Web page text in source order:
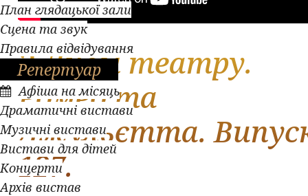
План глядацької зали
Сцена та звук
Правила відвідування
Репертуар
Афіша на місяць
Драматичні вистави
Музичні вистави
Вистави для дітей
Концерти
Архів вистав
З Днем театру.
Ромео та
Джульєтта.
127.